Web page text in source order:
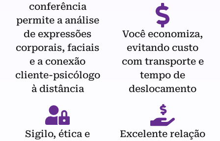
conferência
permite a análise
de expressões
corporais, faciais
e a conexão
cliente-psicólogo
à distância
Sigilo, ética e
Você economiza,
evitando custo
com transporte e
tempo de
deslocamento
Excelente relação